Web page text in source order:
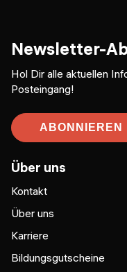
Newsletter-
Hol Dir alle aktuellen
Posteingang!
ABONNIEREN
Über uns
Kontakt
Über uns
Karriere
Bildungsgutscheine